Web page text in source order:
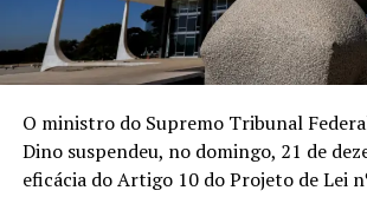
O ministro do Supremo Tribunal
Dino suspendeu, no domingo, 21 de
eficácia do Artigo 10 do Projeto de Lei